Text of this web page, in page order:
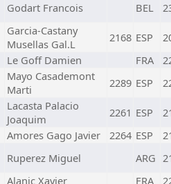
Godart Francois BEL
Garcia-Castany
Musellas Gal.L
2168 ESP
Le Goff Damien FRA
Mayo Casademont
Marti
2289 ESP
Lacasta Palacio
Joaquim
2261 ESP
Amores Gago Javier 2264 ESP
Ruperez Miguel ARG
Alanic Xavier FRA